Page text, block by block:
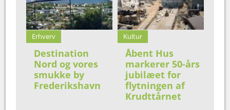
Erhverv
Destination
Nord og vores
smukke by
Frederikshavn
Kultur
Åbent Hus
markerer 50-års
jubilæet for
flytningen af
Krudttårnet